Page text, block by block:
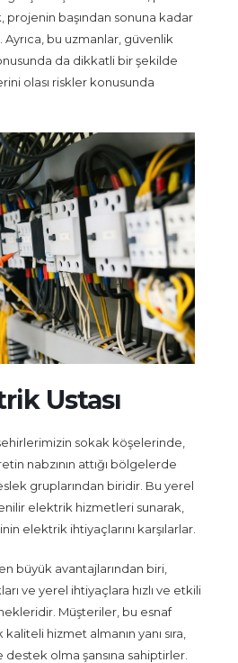
projenin başından sonuna kadar
bu uzmanlar, güvenlik
da dikkatli bir şekilde
olası riskler konusunda
Ustası
sokak köşelerinde,
nabzının attığı bölgelerde
gruplarından biridir. Bu yerel
elektrik hizmetleri sunarak,
elektrik ihtiyaçlarını karşılarlar.
en büyük avantajlarından biri,
ve yerel ihtiyaçlara hızlı ve etkili
Müşteriler, bu esnaf
hizmet almanın yanı sıra,
olma şansına sahiptirler.